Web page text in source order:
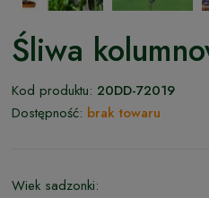
Śliwa
Kod produktu: 20DD-72019
Dostępność: brak towaru
Wiek sadzonki: